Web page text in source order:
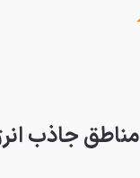
مناطق جاذب